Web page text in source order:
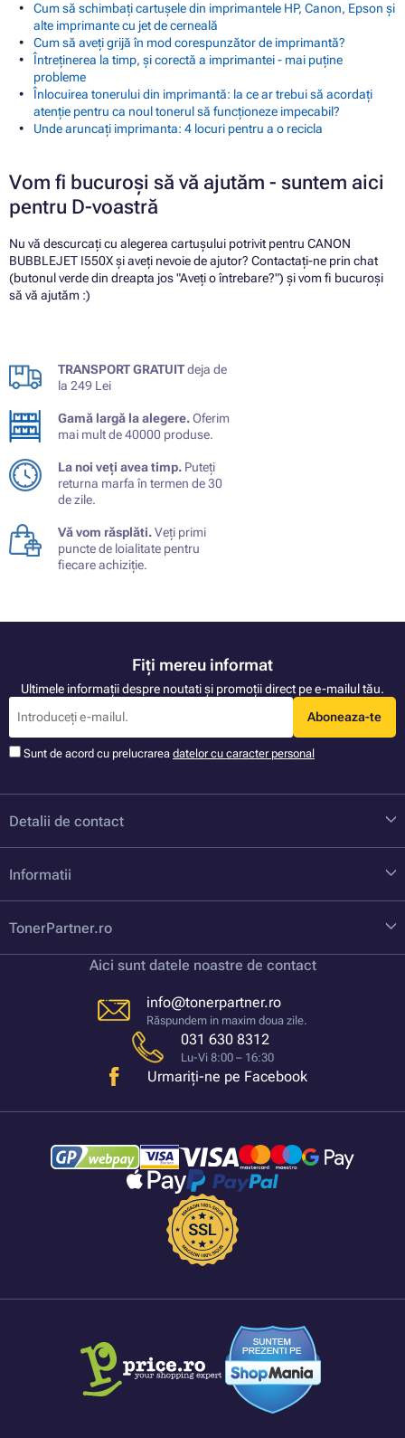
Cum să schimbați cartușele din imprimantele HP, Canon, Epson și
alte imprimante cu jet de cerneală
Cum să aveți grijă în mod corespunzător de imprimantă?
Întreținerea la timp, și corectă a imprimantei - mai puține
probleme
Înlocuirea tonerului din imprimantă: la ce ar trebui să acordați
atenție pentru ca noul tonerul să funcționeze impecabil?
Unde aruncați imprimanta: 4 locuri pentru a o recicla
Vom fi bucuroși să vă ajutăm - suntem aici
pentru D-voastră
Nu vă descurcați cu alegerea cartușului potrivit pentru CANON
BUBBLEJET I550X și aveți nevoie de ajutor? Contactați-ne prin chat
(butonul verde din dreapta jos "Aveți o întrebare?") și vom fi bucuroși
să vă ajutăm :)
TRANSPORT GRATUITdeja de
la 249 Lei
Gamă largă la alegere.Oferim
mai mult de 40000 produse.
La noi veți avea timp. Puteți
returna marfa în termen de 30
de zile.
Vă vom răsplăti.Veți primi
puncte de loialitate pentru
fiecare achiziție.
Fiți mereu informat
Ultimele informații despre noutati și promoții direct pe e-mailul tău.
Aboneaza-te
Sunt de acord cu prelucrarea datelor cu caracter personal
Detalii de contact
Informatii
TonerPartner.ro
Aici sunt datele noastre de contact
info@tonerpartner.ro
Răspundem in maxim doua zile.
031 630 8312
Lu-Vi 8:00 – 16:30
Urmariți-ne pe Facebook